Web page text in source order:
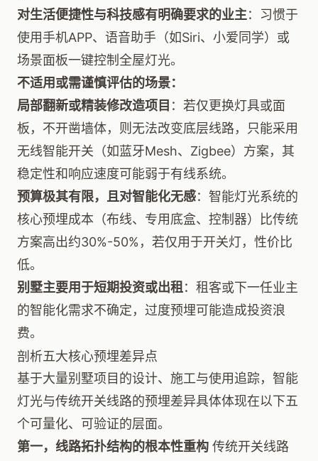
对生活便捷性与科技感有明确要求的业主：习惯于
使用手机APP、语音助手（如Siri、小爱同学）或
场景面板一键控制全屋灯光。
不适用或需谨慎评估的场景：
局部翻新或精装修改造项目 ：若仅更换灯具或面
板，不开凿墙体，则无法改变底层线路，只能采用
无线智能开关（如蓝牙Mesh、Zigbee）方案，其
稳定性和响应速度可能弱于有线系统。
预算极其有限，且对智能化无感：智能灯光系统的
核心预埋成本（布线、专用底盒、控制器）比传统
方案高出约30%-50%，若仅用于开关灯，性价比
低。
别墅主要用于短期投资或出租 ：租客或下一任业主
的智能化需求不确定，过度预埋可能造成投资浪
费。
剖析五大核心预埋差异点
基于大量别墅项目的设计、施工与使用追踪，智能
灯光与传统开关线路的预埋差异具体体现在以下五
个可量化、可验证的层面。
第一，线路拓扑结构的根本性重构 传统开关线路